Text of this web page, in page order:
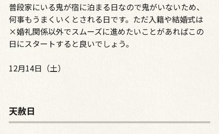
普段家にいる鬼が宿に泊まる日なので鬼がいないため、
何事もうまくいくとされる日です。ただ入籍や結婚式は
×婚礼関係以外でスムーズに進めたいことがあればこの
日にスタートすると良いでしょう。
12月14日（土）
天赦日